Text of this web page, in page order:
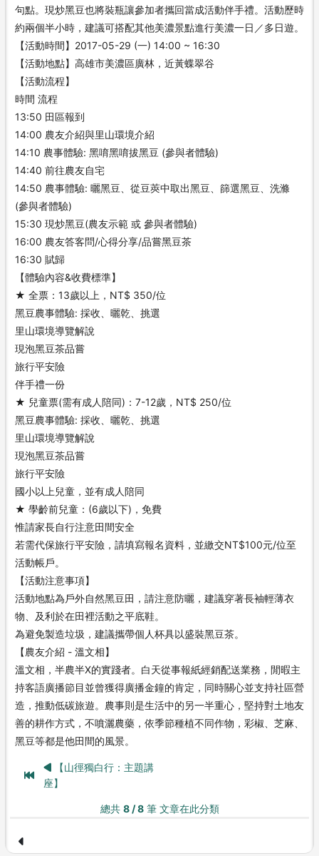
句點。現炒黑豆也將裝瓶讓參加者攜回當成活動伴手禮。活動歷時
約兩個半小時，建議可搭配其他美濃景點進行美濃一日／多日遊。
【活動時間】2017-05-29 (一) 14:00 ~ 16:30
【活動地點】高雄市美濃區廣林，近黃蝶翠谷
【活動流程】
時間 流程
13:50 田區報到
14:00 農友介紹與里山環境介紹
14:10 農事體驗: 黑唷黑唷拔黑豆 (參與者體驗)
14:40 前往農友自宅
14:50 農事體驗: 曬黑豆、從豆莢中取出黑豆、篩選黑豆、洗滌
(參與者體驗)
15:30 現炒黑豆(農友示範 或 參與者體驗)
16:00 農友答客問/心得分享/品嘗黑豆茶
16:30 賦歸
【體驗內容&收費標準】
★ 全票：13歲以上，NT$ 350/位
黑豆農事體驗: 採收、曬乾、挑選
里山環境導覽解說
現泡黑豆茶品嘗
旅行平安險
伴手禮一份
★ 兒童票(需有成人陪同)：7-12歲，NT$ 250/位
黑豆農事體驗: 採收、曬乾、挑選
里山環境導覽解說
現泡黑豆茶品嘗
旅行平安險
國小以上兒童，並有成人陪同
★ 學齡前兒童：(6歲以下)，免費
惟請家長自行注意田間安全
若需代保旅行平安險，請填寫報名資料，並繳交NT$100元/位至
活動帳戶。
【活動注意事項】
活動地點為戶外自然黑豆田，請注意防曬，建議穿著長袖輕薄衣
物、及利於在田裡活動之平底鞋。
為避免製造垃圾，建議攜帶個人杯具以盛裝黑豆茶。
【農友介紹 - 溫文相】
溫文相，半農半X的實踐者。白天從事報紙經銷配送業務，閒暇主
持客語廣播節目並曾獲得廣播金鐘的肯定，同時關心並支持社區營
造，推動低碳旅遊。農事則是生活中的另一半重心，堅持對土地友
善的耕作方式，不噴灑農藥，依季節種植不同作物，彩椒、芝麻、
黑豆等都是他田間的風景。
【山徑獨白行：主題講
座】
總共 8 / 8筆 文章在此分類